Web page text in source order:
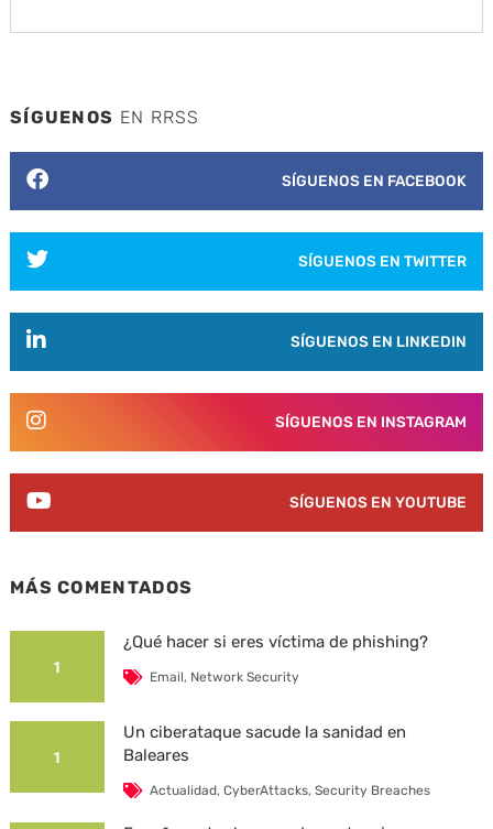
SÍGUENOS EN RRSS
SÍGUENOS EN FACEBOOK
SÍGUENOS EN TWITTER
SÍGUENOS EN LINKEDIN
SÍGUENOS EN INSTAGRAM
SÍGUENOS EN YOUTUBE
MÁS COMENTADOS
1
¿Qué hacer si eres víctima de phishing?
Email, Network Security
1
Un ciberataque sacude la sanidad en
Baleares
Actualidad,CyberAttacks,Security Breaches